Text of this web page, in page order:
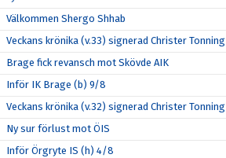
Välkommen Shergo Shhab
Veckans krönika (v.33) signerad Christer Tonning
Brage fick revansch mot Skövde AIK
Inför IK Brage (b) 9/8
Veckans krönika (v.32) signerad Christer Tonning
Ny sur förlust mot ÖIS
Inför Örgryte IS (h) 4/8